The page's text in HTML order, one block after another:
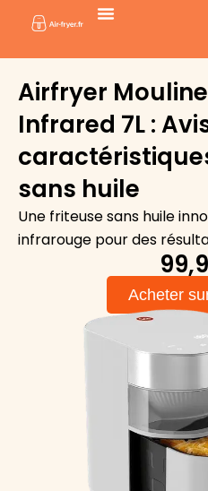
contenu
Airfryer
Infrared 7L :
sans huile
Une friteuse sans huile
infrarouge pour des
Acheter